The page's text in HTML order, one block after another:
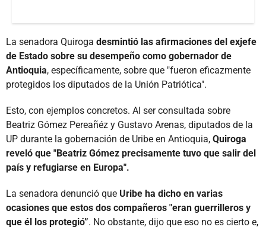
La senadora Quiroga desmintió las afirmaciones del exjefe
de Estado sobre su desempeño como gobernador de
Antioquia, específicamente, sobre que "fueron eficazmente
protegidos los diputados de la Unión Patriótica".
Esto, con ejemplos concretos. Al ser consultada sobre
Beatriz Gómez Pereañéz y Gustavo Arenas, diputados de la
UP durante la gobernación de Uribe en Antioquia, Quiroga
reveló que "Beatriz Gómez precisamente tuvo que salir del
país y refugiarse en Europa".
La senadora denunció que Uribe ha dicho en varias
ocasiones que estos dos compañeros "eran guerrilleros y
que él los protegió”. No obstante, dijo que eso no es cierto e,